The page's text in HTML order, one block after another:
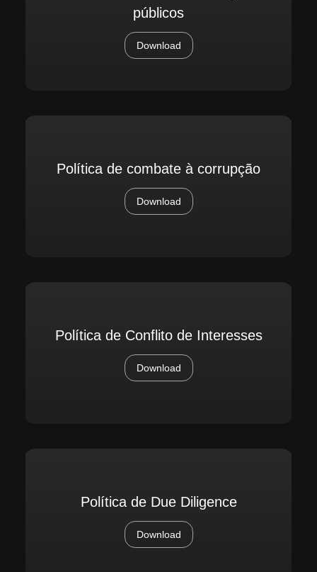
públicos
Download
Política de combate à corrupção
Download
Política de Conflito de Interesses
Download
Política de Due Diligence
Download